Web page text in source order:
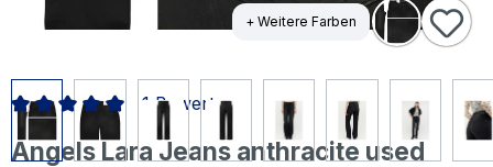
+ Weitere Farben
Angels Lara Jeans anthracite used
Durchschnittliche Bewertung von 5 von 5 Sternen
1 Bewertung